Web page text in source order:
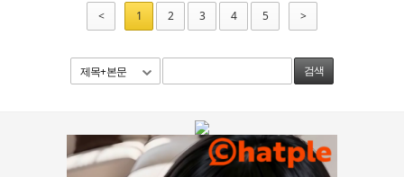
< 1 2 3 4 5 >
제목+본문 검색